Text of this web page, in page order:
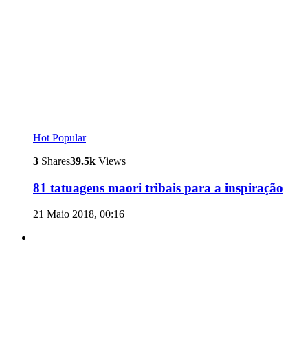
Hot Popular
3 Shares39.5k Views
81 tatuagens maori tribais para a inspiração
21 Maio 2018, 00:16